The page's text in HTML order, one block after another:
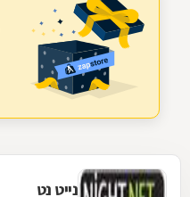
נייט נט